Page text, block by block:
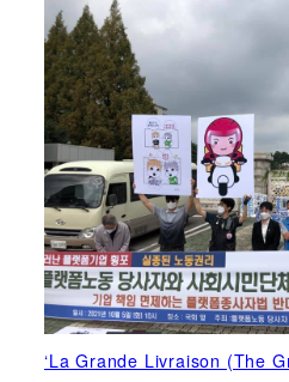
‘La Grande Livraison (The